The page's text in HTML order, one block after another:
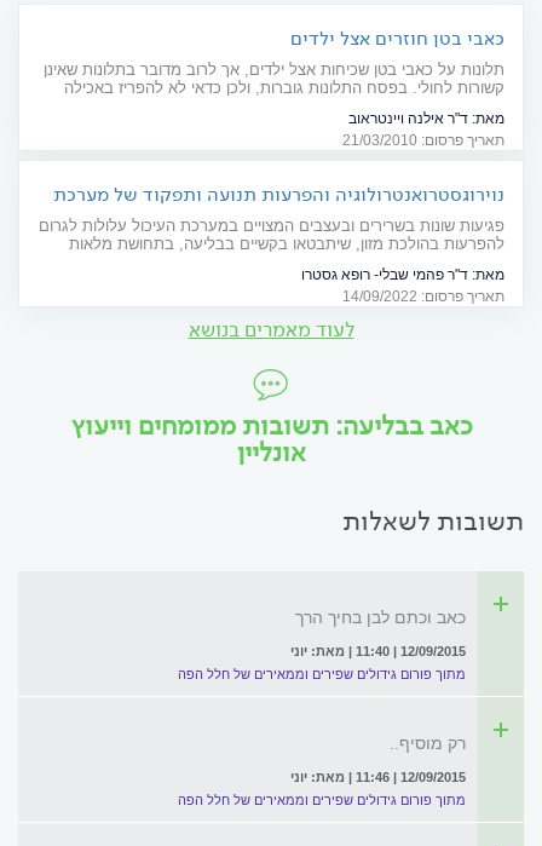
כאבי בטן חוזרים אצל ילדים
תלונות על כאבי בטן שכיחות אצל ילדים, אך לרוב מדובר בתלונות שאינן
קשורות לחולי. בפסח התלונות גוברות, ולכן כדאי לא להפריז באכילה
מאת: ד"ר אילנה ויינטראוב
תאריך פרסום: 21/03/2010
נוירוגסטרואנטרולוגיה והפרעות תנועה ותפקוד של מערכת
פגיעות שונות בשרירים ובעצבים המצויים במערכת העיכול עלולות לגרום
להפרעות בהולכת מזון, שיתבטאו בקשיים בבליעה, בתחושת מלאות
ותפקוד במערכת העיכול ועל הטיפול הנוירוגסטרואנטרולוגי בהן
מאת: ד"ר פהמי שבלי- רופא גסטרו
תאריך פרסום: 14/09/2022
לעוד מאמרים בנושא
כאב בבליעה: תשובות ממומחים וייעוץ
אונליין
תשובות לשאלות
כאב וכתם לבן בחיך הרך
12/09/2015 | 11:40 | מאת: יוני
מתוך פורום גידולים שפירים וממאירים של חלל הפה
רק מוסיף..
12/09/2015 | 11:46 | מאת: יוני
מתוך פורום גידולים שפירים וממאירים של חלל הפה